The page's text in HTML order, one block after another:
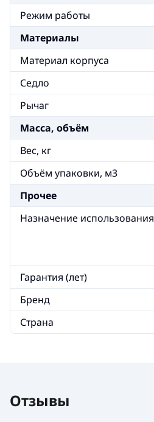
Режим работы
Материалы
Материал корпуса
Седло
Рычаг
Масса, объём
Вес, кг
Объём упаковки, м3
Прочее
Назначение использования
Гарантия (лет)
Бренд
Страна
Отзывы